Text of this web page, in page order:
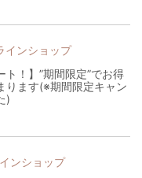
インショップ
ト！】”期間限定”でお得
ります(※期間限定キャン
)
ンショップ